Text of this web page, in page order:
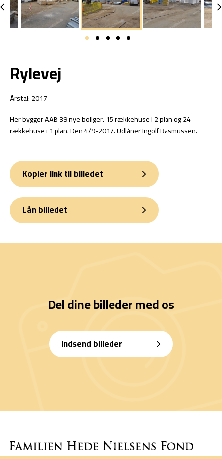
Rylevej
Årstal: 2017
Her bygger AAB 39 nye boliger. 15 rækkehuse i 2 plan og 24
rækkehuse i 1 plan. Den 4/9-2017. Udlåner Ingolf Rasmussen.
Kopier link til billedet
Lån billedet
Del dine billeder med os
Indsend billeder